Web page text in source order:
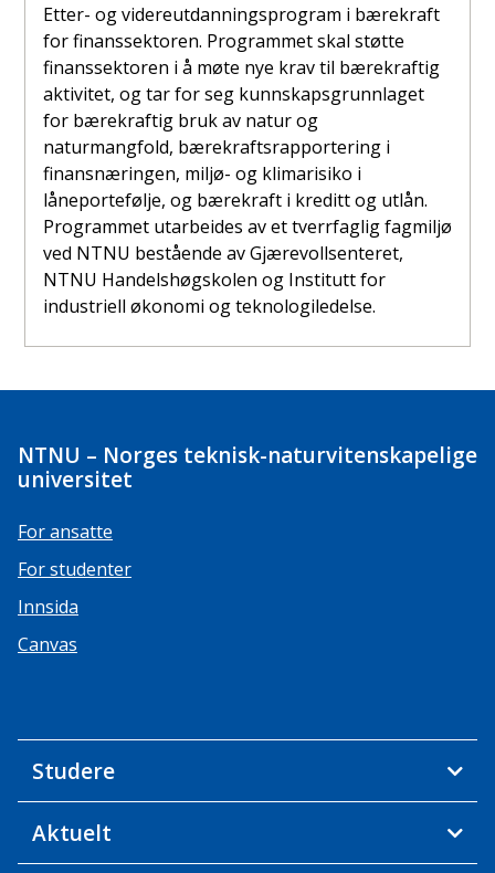
Etter- og videreutdanningsprogram i bærekraft
for finanssektoren. Programmet skal støtte
finanssektoren i å møte nye krav til bærekraftig
aktivitet, og tar for seg kunnskapsgrunnlaget
for bærekraftig bruk av natur og
naturmangfold, bærekraftsrapportering i
finansnæringen, miljø- og klimarisiko i
låneportefølje, og bærekraft i kreditt og utlån.
Programmet utarbeides av et tverrfaglig fagmiljø
ved NTNU bestående av Gjærevollsenteret,
NTNU Handelshøgskolen og Institutt for
industriell økonomi og teknologiledelse.
NTNU – Norges teknisk-naturvitenskapelige
universitet
For ansatte
For studenter
Innsida
Canvas
Studere
Aktuelt